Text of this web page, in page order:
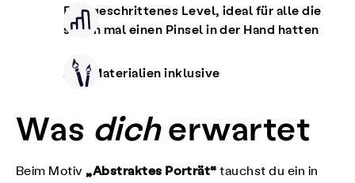
Fortgeschrittenes Level, ideal für alle die
schon mal einen Pinsel in der Hand hatten
Alle Materialien inklusive
Was dicherwartet
Beim Motiv„Abstraktes Porträt“tauchst du ein in